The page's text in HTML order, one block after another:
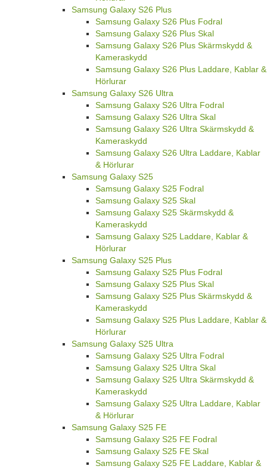
Samsung Galaxy S26 Plus
Samsung Galaxy S26 Plus Fodral
Samsung Galaxy S26 Plus Skal
Samsung Galaxy S26 Plus Skärmskydd &
Kameraskydd
Samsung Galaxy S26 Plus Laddare, Kablar &
Hörlurar
Samsung Galaxy S26 Ultra
Samsung Galaxy S26 Ultra Fodral
Samsung Galaxy S26 Ultra Skal
Samsung Galaxy S26 Ultra Skärmskydd &
Kameraskydd
Samsung Galaxy S26 Ultra Laddare, Kablar
& Hörlurar
Samsung Galaxy S25
Samsung Galaxy S25 Fodral
Samsung Galaxy S25 Skal
Samsung Galaxy S25 Skärmskydd &
Kameraskydd
Samsung Galaxy S25 Laddare, Kablar &
Hörlurar
Samsung Galaxy S25 Plus
Samsung Galaxy S25 Plus Fodral
Samsung Galaxy S25 Plus Skal
Samsung Galaxy S25 Plus Skärmskydd &
Kameraskydd
Samsung Galaxy S25 Plus Laddare, Kablar &
Hörlurar
Samsung Galaxy S25 Ultra
Samsung Galaxy S25 Ultra Fodral
Samsung Galaxy S25 Ultra Skal
Samsung Galaxy S25 Ultra Skärmskydd &
Kameraskydd
Samsung Galaxy S25 Ultra Laddare, Kablar
& Hörlurar
Samsung Galaxy S25 FE
Samsung Galaxy S25 FE Fodral
Samsung Galaxy S25 FE Skal
Samsung Galaxy S25 FE Laddare, Kablar &